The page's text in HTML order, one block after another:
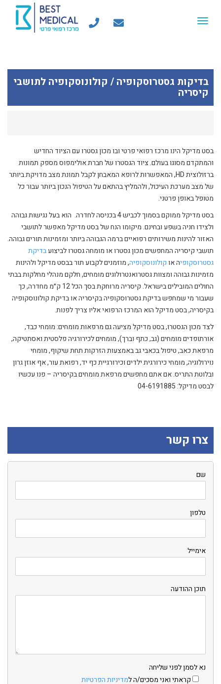
Toggle
בדיקות גסטרוסקופיה / קולונוסקופיה לתושבי
קיסריה
בסט מדיקל הינו מרכז רפואי פרטי ובו מכון גסטרו עם הציוד החדיש
והמתקדם מסוגו בעולם. ציוד הגסטרו של חברת אולימפוס מספק תמונות
ברזולוצית HD, המאפשרות לרופא המאבחן לקבל תמונת מצב מדויקת ביותר
של מצב מערכת העיכול, ולהמליץ בהתאם על הטיפול הנכון ביותר עבור כל
מטופל באופן פרטני.
בסט מדיקל ממוקם בסמוך לכביש 4 בכניסה לחדרה. הוא בעל נגישות גבוהה
ולצידו חניה בשפע ובחינם. מיקומו הנח של בסט מדיקל מאפשר לתושבי
האזור להינות משירותים רפואיים ברמה הגבוהה ביותר ומזמינות תורים גבוהה.
תושבי קיסריה המחפשים מכון גסטרו או מומחה גסטרו לביצועבדיקת
גסטרוסקופיה אוקולונוסקופיה, מוזמנים לקבוע תור בבסט מדיקל ולהינות
מזמינות גבוהה ומצוות גסטרואנטרולוגים מומחים, חלקם מנהלי מחלקות בבתי
החולים המובילים בישראל. קיסריה מרוחקת בסך הכל 12 ק״מ מחדרה, כך
שעבור מי שמחפש בדיקת גסטרוסקופיה בקיסריה או בדיקת קולונוסקופיה
בקיסריה, בסט מדיקל הוא המרכז הרפואי אליו צריך לפנות.
לצד מכון הגסטרו, בסט מדיקל מציעה גם מרפאות מומחים: מומחי כבד,
אורתופדים מומחים (גב, כתף וברך), מומחים לכירורגיה פלסטית ואסתטיקה,
מרפאת כאב, טיפול בכאבי גב באמצעות הזרקות תחת שיקוף, מומחי
נוירולוגיה, מומחי כירורגית ילדים וכירורגיית כף יד, רפואת עור, אף אוזן גרון
ובלוטת התריס. אם אתם מחפשים מרפאת מומחים בקיסריה – פנו עכשיו
לבסט מדיקל: 04-6191885
צרו קשר
שם
טלפון
אימייל
תוכן ההודעה
נא לסמן לפני שליחה
קראתי ואני מסכים/ה למדיניות הפרטיות